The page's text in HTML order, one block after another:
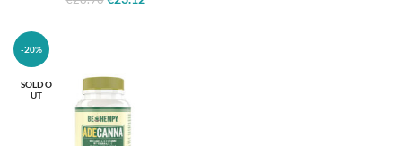
-20%
SOLD O
UT